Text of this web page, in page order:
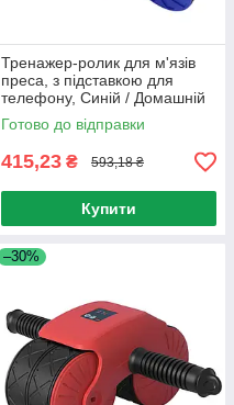
Тренажер-ролик для м'язів
преса, з підставкою для
телефону, Синій / Домашній
фітнес-тренажер для живота
Готово до відправки
415,23 ₴ 593,18 ₴
Купити
–30%